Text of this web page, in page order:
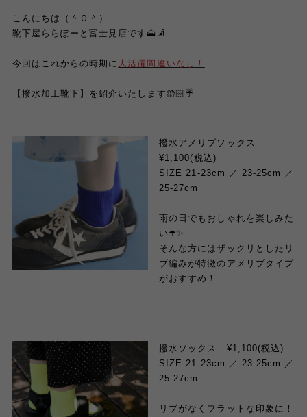
こんにちは（＾Ｏ＾）
靴下屋ららぽーと富士見店です🗻🧦
今回はこれからの時期に 大活躍間違いなし！
【撥水加工靴下】 を紹介いたします🤲🏻☔️
撥水アメリブソックス
¥1,100(税込)
SIZE 21-23cm ／ 23-25cm ／
25-27cm
雨の日でもおしゃれを楽しみた
い☂️✨
そんな方にはザックリとしたリ
ブ編みが特徴のアメリブタイプ
がおすすめ！
撥水ソックス
¥1,100(税込)
SIZE 21-23cm ／ 23-25cm ／
25-27cm
リブがなくフラットな印象に！